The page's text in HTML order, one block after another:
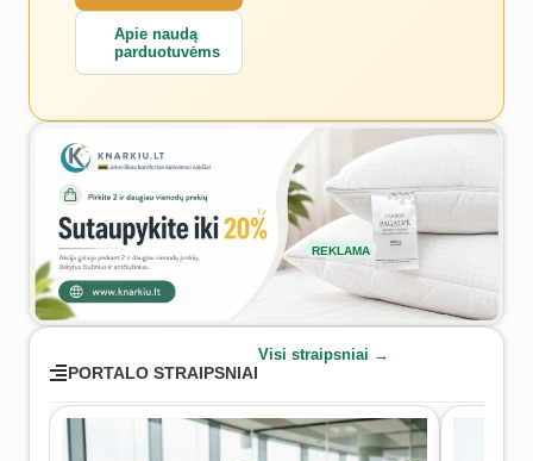
Apie naudą
parduotuvėms
REKLAMA
PORTALO STRAIPSNIAI
Visi straipsniai →